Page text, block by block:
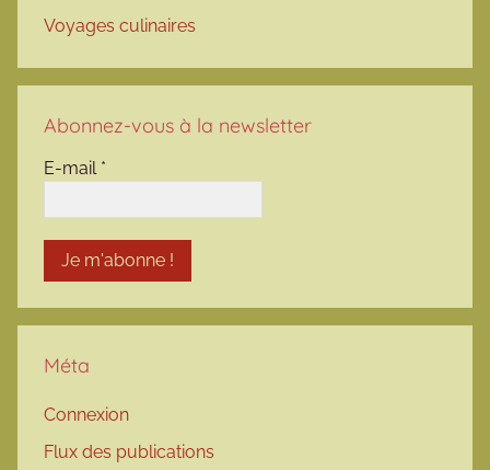
Voyages culinaires
Abonnez-vous à la newsletter
E-mail *
Méta
Connexion
Flux des publications